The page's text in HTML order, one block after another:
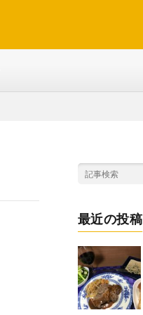
最近の投稿